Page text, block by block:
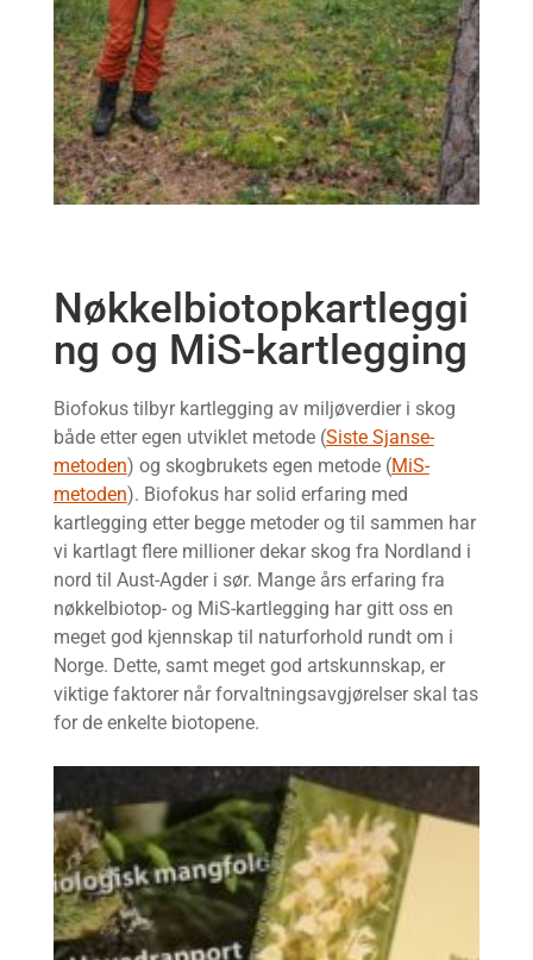
Nøkkelbiotopkartleggi
ng og MiS-kartlegging
Biofokus tilbyr kartlegging av miljøverdier i skog
både etter egen utviklet metode (Siste Sjanse-
metoden) og skogbrukets egen metode (MiS-
metoden). Biofokus har solid erfaring med
kartlegging etter begge metoder og til sammen har
vi kartlagt flere millioner dekar skog fra Nordland i
nord til Aust-Agder i sør. Mange års erfaring fra
nøkkelbiotop- og MiS-kartlegging har gitt oss en
meget god kjennskap til naturforhold rundt om i
Norge. Dette, samt meget god artskunnskap, er
viktige faktorer når forvaltningsavgjørelser skal tas
for de enkelte biotopene.